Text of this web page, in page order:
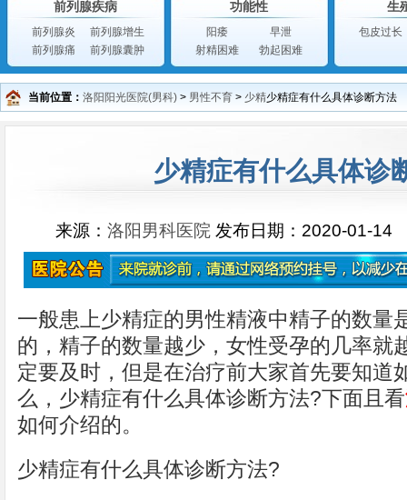
前列腺疾病
前列腺炎
前列腺增生
前列腺痛
前列腺囊肿
功能性
阳痿
早泄
射精困难
勃起困难
生
包皮过长
当前位置： 洛阳阳光医院(男科) > 男性不育 > 少精少精症有什么具体诊断方法
少精症有什么具体诊
来源：洛阳男科医院 发布日期：2020-01-14
一般患上少精症的男性精液中精子的数量
的，精子的数量越少，女性受孕的几率就
定要及时，但是在治疗前大家首先要知道
么，少精症有什么具体诊断方法?下面且看
如何介绍的。
少精症有什么具体诊断方法?